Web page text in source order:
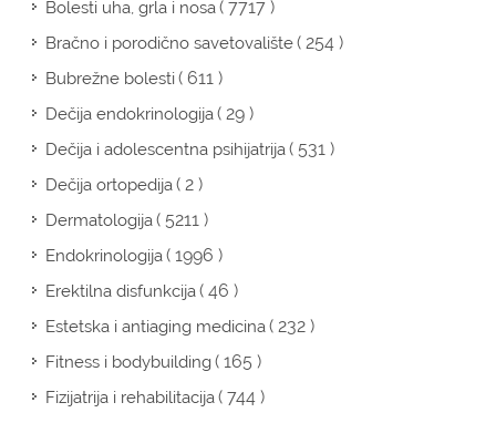
Bolesti uha, grla i nosa( 7717 )
Bračno i porodično savetovalište( 254 )
Bubrežne bolesti( 611 )
Dečija endokrinologija( 29 )
Dečija i adolescentna psihijatrija( 531 )
Dečija ortopedija( 2 )
Dermatologija( 5211 )
Endokrinologija( 1996 )
Erektilna disfunkcija( 46 )
Estetska i antiaging medicina( 232 )
Fitness i bodybuilding( 165 )
Fizijatrija i rehabilitacija( 744 )